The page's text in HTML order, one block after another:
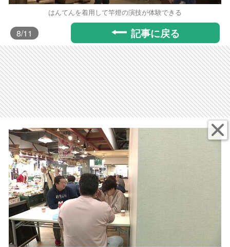
はんてんを着用して竿燈の演技が体験できる
8/11 記事に戻る